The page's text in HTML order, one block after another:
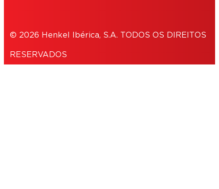
© 2026 Henkel Ibérica, S.A. TODOS OS DIREITOS
RESERVADOS